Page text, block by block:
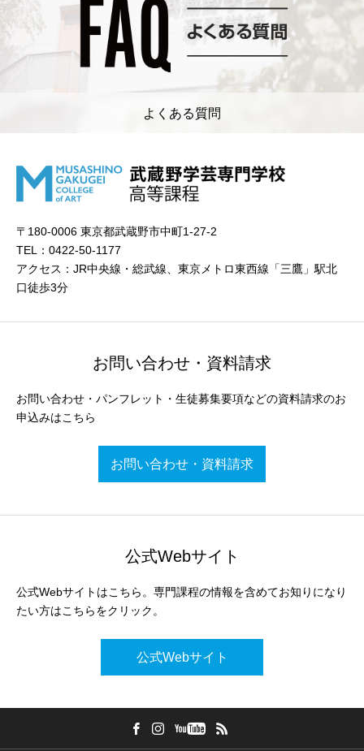
よくある質問
〒180-0006 東京都武蔵野市中町1-27-2
TEL：0422-50-1177
アクセス：JR中央線・総武線、東京メトロ東西線「三鷹」駅北
口徒歩3分
お問い合わせ・資料請求
お問い合わせ・パンフレット・生徒募集要項などの資料請求のお
申込みはこちら
お問い合わせ・資料請求
公式Webサイト
公式Webサイトはこちら。専門課程の情報を含めてお知りになり
たい方はこちらをクリック。
公式Webサイト